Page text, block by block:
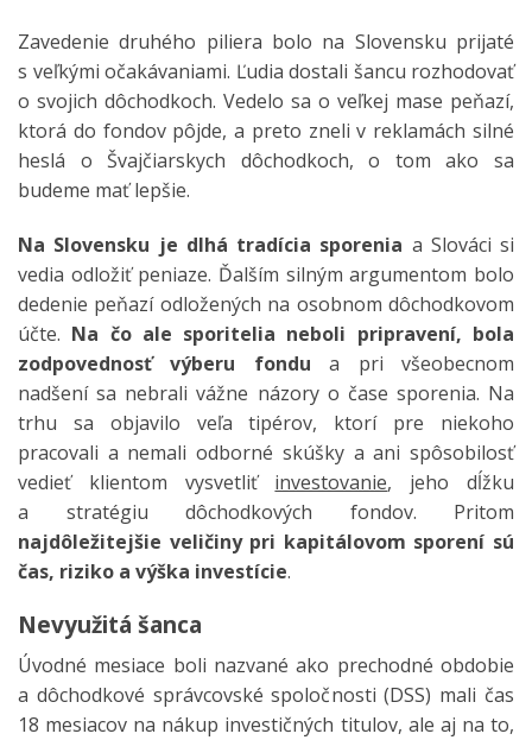
Zavedenie druhého piliera bolo na Slovensku prijaté
s veľkými očakávaniami. Ľudia dostali šancu rozhodovať
o svojich dôchodkoch. Vedelo sa o veľkej mase peňazí,
ktorá do fondov pôjde, a preto zneli v reklamách silné
heslá o Švajčiarskych dôchodkoch, o tom ako sa
budeme mať lepšie.
Na Slovensku je dlhá tradícia sporenia a Slováci si
vedia odložiť peniaze. Ďalším silným argumentom bolo
dedenie peňazí odložených na osobnom dôchodkovom
účte. Na čo ale sporitelia neboli pripravení, bola
zodpovednosť výberu fondu a pri všeobecnom
nadšení sa nebrali vážne názory o čase sporenia. Na
trhu sa objavilo veľa tipérov, ktorí pre niekoho
pracovali a nemali odborné skúšky a ani spôsobilosť
vedieť klientom vysvetliť investovanie, jeho dĺžku
a stratégiu dôchodkových fondov. Pritom
najdôležitejšie veličiny pri kapitálovom sporení sú
čas, riziko a výška investície.
Nevyužitá šanca
Úvodné mesiace boli nazvané ako prechodné obdobie
a dôchodkové správcovské spoločnosti (DSS) mali čas
18 mesiacov na nákup investičných titulov, ale aj na to,